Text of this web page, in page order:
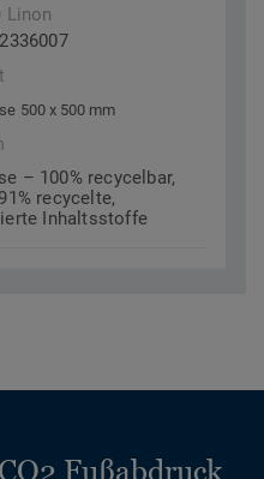
Linon
500 x 500 mm
– 100% recycelbar,
recycelte,
Inhaltsstoffe
Fußabdruck